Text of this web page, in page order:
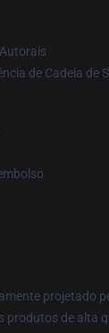
de Cadeia de
projetado
produtos de alta